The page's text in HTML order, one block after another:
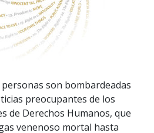
son bombardeadas
preocupantes de los
de Derechos Humanos, que
venenoso mortal hasta